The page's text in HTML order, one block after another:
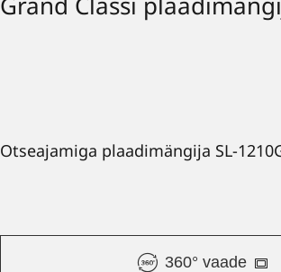
Otseajamiga plaadimängija SL-
360° vaade